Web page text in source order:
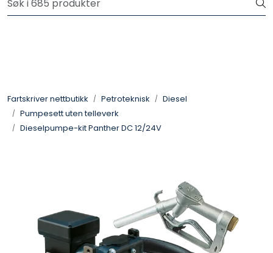
Skip to main content
Fartskriver nettbutikk Petroteknisk
Diesel
Pumpesett uten telleverk
Dieselpumpe-kit Panther DC 12/24V
Petroteknisk